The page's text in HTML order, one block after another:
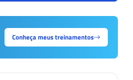
Conheça meus treinamentos